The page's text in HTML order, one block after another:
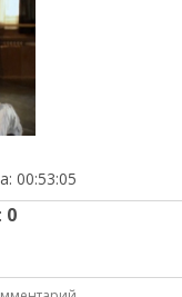
: 00:53:05
: 0